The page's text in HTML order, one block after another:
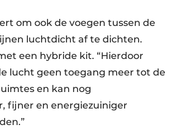
om ook de voegen tussen de
luchtdicht af te dichten.
een hybride kit. “Hierdoor
lucht geen toegang meer tot de
en kan nog
fijner en energiezuiniger